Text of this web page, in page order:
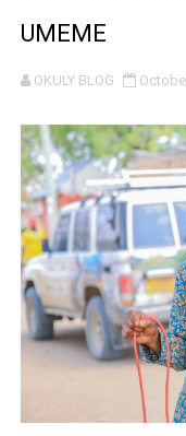
WMA
TBS
DKT. MSONDE:
Waziri Kabudi:
HABARI
MHE. MAHUNDI
KAULIMBIU YA
TANZANIA
UMEME
OKULY BLOG